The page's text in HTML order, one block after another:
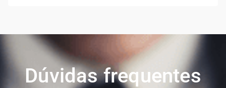
Dúvidas frequentes